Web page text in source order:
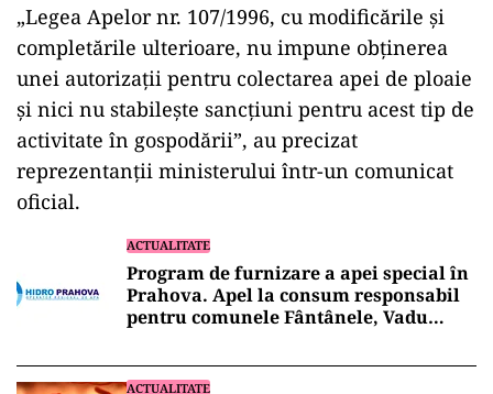
„Legea Apelor nr. 107/1996, cu modificările și
completările ulterioare, nu impune obținerea
unei autorizații pentru colectarea apei de ploaie
și nici nu stabilește sancțiuni pentru acest tip de
activitate în gospodării”, au precizat
reprezentanții ministerului într-un comunicat
oficial.
ACTUALITATE
Program de furnizare a apei special în
Prahova. Apel la consum responsabil
pentru comunele Fântânele, Vadu
ACTUALITATE